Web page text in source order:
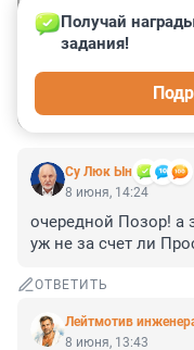
Су Люк Ын
Получай
задания!
8 июня, 14:24
очередной Позор! а
уж не за счет ли
ОТВЕТИТЬ
Лейтмотив
8 июня, 13:43